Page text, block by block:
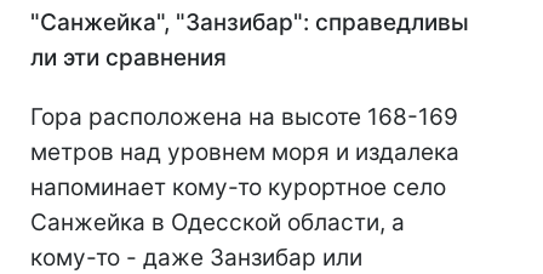
"Санжейка", "Занзибар": справедливы
ли эти сравнения
Гора расположена на высоте 168-169
метров над уровнем моря и издалека
напоминает кому-то курортное село
Санжейка в Одесской области, а
кому-то - даже Занзибар или